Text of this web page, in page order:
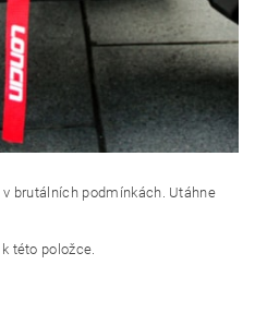
brutálních podmínkách. Utáhne
této položce.